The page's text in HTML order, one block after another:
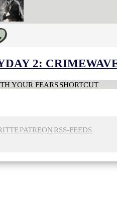
2:
YOUR FEARSSHORTCUT
PATREON RSS-FEEDS